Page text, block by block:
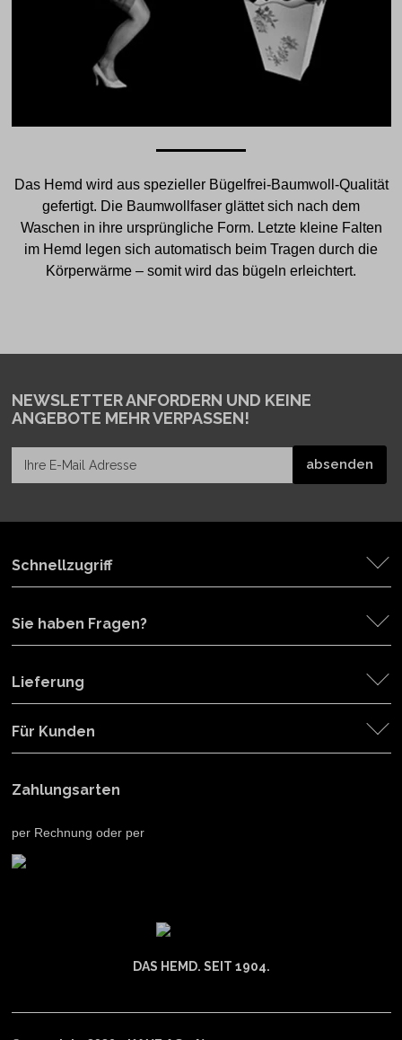
Das Hemd wird aus spezieller Bügelfrei-Baumwoll-Qualität
gefertigt. Die Baumwollfaser glättet sich nach dem
Waschen in ihre ursprüngliche Form. Letzte kleine Falten
im Hemd legen sich automatisch beim Tragen durch die
Körperwärme – somit wird das bügeln erleichtert.
NEWSLETTER ANFORDERN UND KEINE
ANGEBOTE MEHR VERPASSEN!
Schnellzugriff
Sie haben Fragen?
Lieferung
Für Kunden
Zahlungsarten
per Rechnung oder per
DAS HEMD. SEIT 1904.